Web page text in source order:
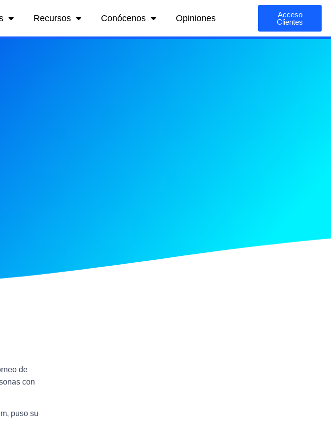
Recursos Conócenos Opiniones
Acceso
Clientes
de
con
puso su